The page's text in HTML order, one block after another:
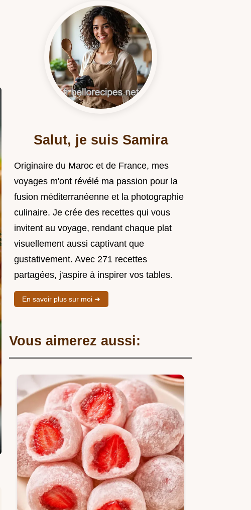
Salut, je suis Samira
Originaire du Maroc et de France, mes
voyages m'ont révélé ma passion pour la
fusion méditerranéenne et la photographie
culinaire. Je crée des recettes qui vous
invitent au voyage, rendant chaque plat
visuellement aussi captivant que
gustativement. Avec 271 recettes
partagées, j'aspire à inspirer vos tables.
En savoir plus sur moi ➜
Vous aimerez aussi: